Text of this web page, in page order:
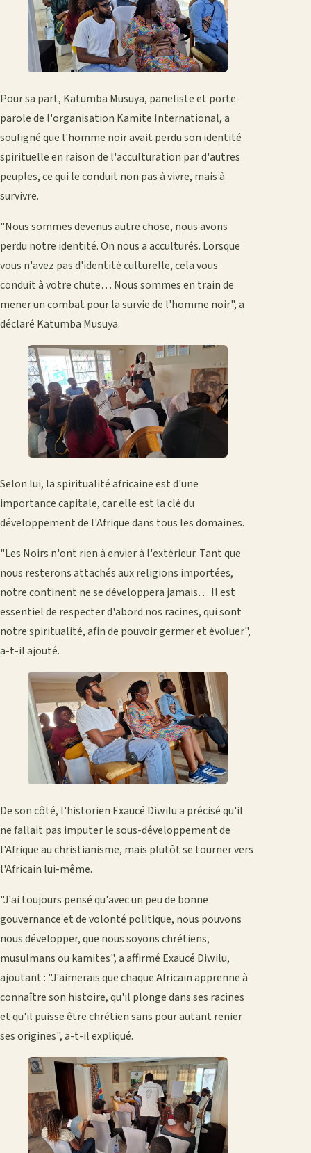
Pour sa part, Katumba Musuya, paneliste et porte-
parole de l'organisation Kamite International, a
souligné que l'homme noir avait perdu son identité
spirituelle en raison de l'acculturation par d'autres
peuples, ce qui le conduit non pas à vivre, mais à
survivre.
"Nous sommes devenus autre chose, nous avons
perdu notre identité. On nous a acculturés. Lorsque
vous n'avez pas d'identité culturelle, cela vous
conduit à votre chute… Nous sommes en train de
mener un combat pour la survie de l'homme noir", a
déclaré Katumba Musuya.
Selon lui, la spiritualité africaine est d'une
importance capitale, car elle est la clé du
développement de l'Afrique dans tous les domaines.
"Les Noirs n'ont rien à envier à l'extérieur. Tant que
nous resterons attachés aux religions importées,
notre continent ne se développera jamais… Il est
essentiel de respecter d'abord nos racines, qui sont
notre spiritualité, afin de pouvoir germer et évoluer",
a-t-il ajouté.
De son côté, l'historien Exaucé Diwilu a précisé qu'il
ne fallait pas imputer le sous-développement de
l'Afrique au christianisme, mais plutôt se tourner vers
l'Africain lui-même.
"J'ai toujours pensé qu'avec un peu de bonne
gouvernance et de volonté politique, nous pouvons
nous développer, que nous soyons chrétiens,
musulmans ou kamites", a affirmé Exaucé Diwilu,
ajoutant : "J'aimerais que chaque Africain apprenne à
connaître son histoire, qu'il plonge dans ses racines
et qu'il puisse être chrétien sans pour autant renier
ses origines", a-t-il expliqué.